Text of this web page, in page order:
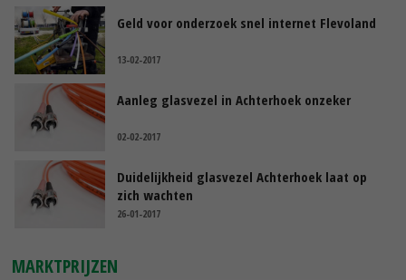
Geld voor onderzoek snel internet Flevoland
13-02-2017
Aanleg glasvezel in Achterhoek onzeker
02-02-2017
Duidelijkheid glasvezel Achterhoek laat op
zich wachten
26-01-2017
MARKTPRIJZEN